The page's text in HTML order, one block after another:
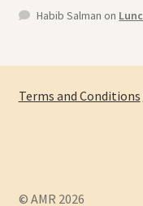
Habib Salman on
Terms and Conditions
© AMR 2026